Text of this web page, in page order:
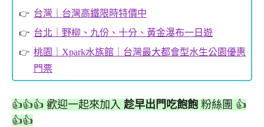
台灣｜台灣高鐵限時特價中
台北｜野柳、九份、十分、黃金瀑布一日遊
桃園｜Xpark水族館｜台灣最大都會型水生公園優惠
門票
👍👍👍 歡迎一起來加入 趁早出門吃飽飽 粉絲團 👍
👍👍